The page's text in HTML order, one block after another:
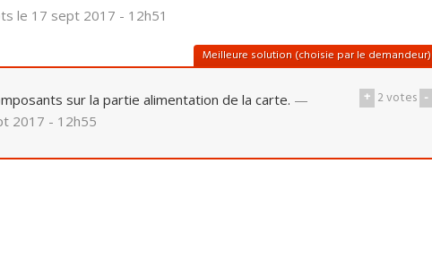
le 17 sept 2017 - 12h51
Meilleure solution (choisie par le demandeur)
+ 2votes -
sur la partie alimentation de la carte. —
2017 - 12h55